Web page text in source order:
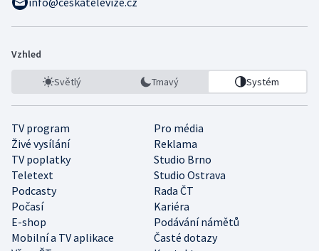
Vzhled
Světlý Tmavý Systém
TV program
Pro média
Živé vysílání
Reklama
TV poplatky
Studio Brno
Teletext
Studio Ostrava
Podcasty
Rada ČT
Počasí
Kariéra
E-shop
Podávání námětů
Mobilní a TV aplikace
Časté dotazy